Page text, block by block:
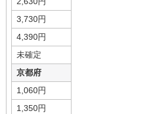
3,730円
4,390円
未確定
京都府
1,060円
1,350円